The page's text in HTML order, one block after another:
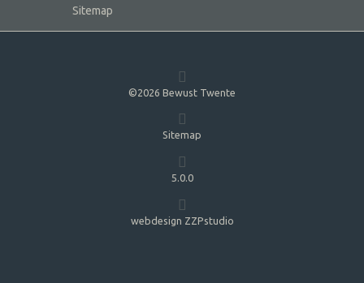
Sitemap
©2026 Bewust Twente
Sitemap
5.0.0
webdesign ZZPstudio